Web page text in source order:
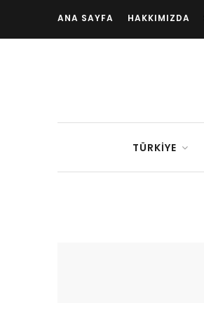
ANA SAYFA HAKKIMIZDA
TÜRKIYE